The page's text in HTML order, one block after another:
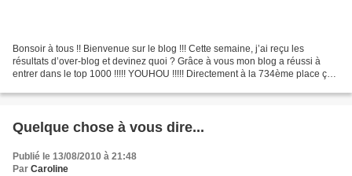
Bonsoir à tous !! Bienvenue sur le blog !!! Cette semaine, j’ai reçu les
résultats d’over-blog et devinez quoi ? Grâce à vous mon blog a réussi à
entrer dans le top 1000 !!!!! YOUHOU !!!!! Directement à la 734ème place ça
Quelque chose à vous dire...
Publié le 13/08/2010 à 21:48
Par Caroline